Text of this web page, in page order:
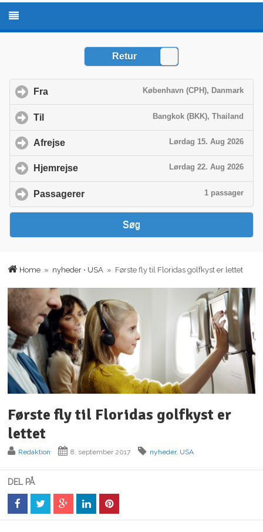
Home » nyheder • USA » Første fly til Floridas golfkyst er lettet
Første fly til Floridas golfkyst er
lettet
Redaktion 8. september 2017 nyheder, USA
DEL PÅ